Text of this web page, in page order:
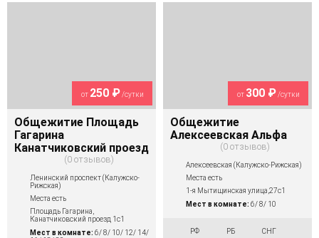
от 250 ₽/сутки
Общежитие Площадь
Гагарина
Канатчиковский проезд
0 отзывов
Ленинский проспект (Калужско-
Рижская)
Места есть
Площадь Гагарина,
Канатчиковский проезд 1с1
Мест в комнате: 6/ 8/ 10/ 12/ 14/
от 300 ₽/сутки
Общежитие
Алексеевская Альфа
0 отзывов
Алексеевская (Калужско-Рижская)
Места есть
1-я Мытищинская улица,27с1
Мест в комнате: 6/ 8/ 10
РФ РБ СНГ